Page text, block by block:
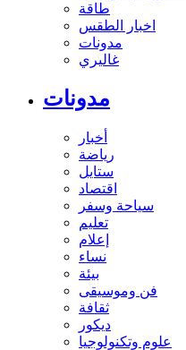
طاقة
اخبار الطقس
مدونات
غاليري
مدونات
أخبار
رياضة
ستايل
اقتصاد
سياحة وسفر
تعليم
إعلام
نساء
بيئة
فن وموسيقى
ثقافة
ديكور
علوم وتكنولوجيا